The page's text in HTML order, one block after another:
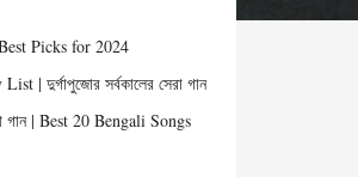
Picks for 2024
| দুর্গাপুজোর সর্বকালের সেরা গান
গান | Best 20 Bengali Songs